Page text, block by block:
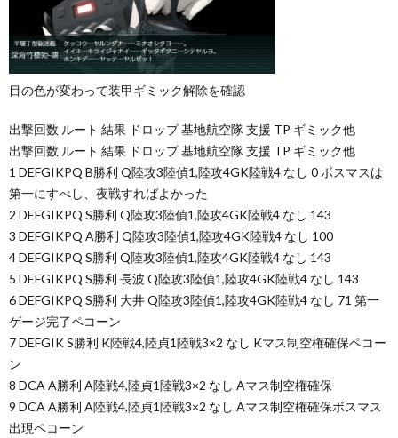
目の色が変わって装甲ギミック解除を確認
出撃回数 ルート 結果 ドロップ 基地航空隊 支援 TP ギミック他
出撃回数 ルート 結果 ドロップ 基地航空隊 支援 TP ギミック他
1 DEFGIKPQ B勝利 Q陸攻3陸偵1,陸攻4GK陸戦4 なし 0 ボスマスは
第一にすべし、夜戦すればよかった
2 DEFGIKPQ S勝利 Q陸攻3陸偵1,陸攻4GK陸戦4 なし 143
3 DEFGIKPQ A勝利 Q陸攻3陸偵1,陸攻4GK陸戦4 なし 100
4 DEFGIKPQ S勝利 Q陸攻3陸偵1,陸攻4GK陸戦4 なし 143
5 DEFGIKPQ S勝利 長波 Q陸攻3陸偵1,陸攻4GK陸戦4 なし 143
6 DEFGIKPQ S勝利 大井 Q陸攻3陸偵1,陸攻4GK陸戦4 なし 71 第一
ゲージ完了ペコーン
7 DEFGIK S勝利 K陸戦4,陸貞1陸戦3×2 なし Kマス制空権確保ペコー
ン
8 DCA A勝利 A陸戦4,陸貞1陸戦3×2 なし Aマス制空権確保
9 DCA A勝利 A陸戦4,陸貞1陸戦3×2 なし Aマス制空権確保ボスマス
出現ペコーン